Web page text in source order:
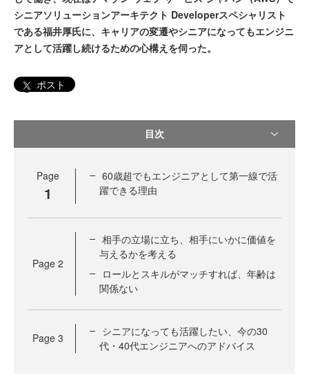
シニアソリューションアーキテクト Developerスペシャリスト
である福井厚氏に、キャリアの変遷やシニアになってもエンジニ
アとして活躍し続けるための心構えを伺った。
ポスト
目次
Page
1
60歳超でもエンジニアとして第一線で活
躍できる理由
Page 2
相手の立場に立ち、相手にいかに価値を
与えるかを考える
ロールとスキルがマッチすれば、年齢は
関係ない
Page 3
シニアになっても活躍したい、今の30
代・40代エンジニアへのアドバイス